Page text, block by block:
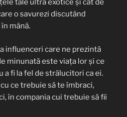
tale ultra exotice și cât de
o savurezi discutând
mână.
influenceri care ne prezintă
minunată este viața lor și ce
a fi la fel de strălucitori ca ei.
ce trebuie să te îmbraci,
în compania cui trebuie să fii